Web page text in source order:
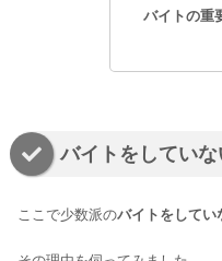
バイトの重
バイトをしていな
ここで少数派のバイトをしてい